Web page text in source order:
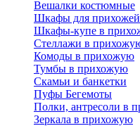
Вешалки костюмные
Шкафы для прихожей
Шкафы-купе в
Стеллажи в
Комоды в прихожую
Тумбы в прихожую
Скамьи и банкетки
Пуфы Бегемоты
Полки, антресоли в
Зеркала в прихожую